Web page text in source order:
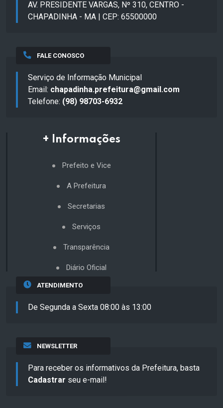
AV. PRESIDENTE VARGAS, Nº 310, CENTRO -
CHAPADINHA - MA | CEP: 65500000
FALE CONOSCO
Serviço de Informação Municipal
Email: chapadinha.prefeitura@gmail.com
Telefone: (98) 98703-6932
+ Informações
Prefeito e Vice
A Prefeitura
Secretarias
Serviços
Transparência
Diário Oficial
ATENDIMENTO
De Segunda a Sexta 08:00 às 13:00
NEWSLETTER
Para receber os informativos da Prefeitura, basta
Cadastrar seu e-mail!